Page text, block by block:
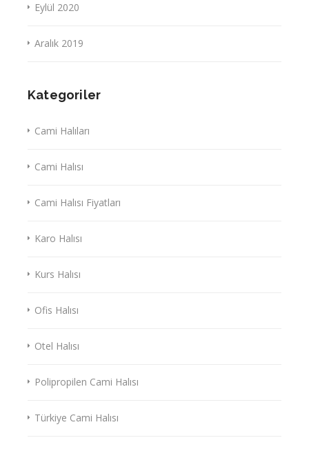
Eylül 2020
Aralık 2019
Kategoriler
Cami Halıları
Cami Halısı
Cami Halısı Fiyatları
Karo Halısı
Kurs Halısı
Ofis Halısı
Otel Halısı
Polipropilen Cami Halısı
Türkiye Cami Halısı